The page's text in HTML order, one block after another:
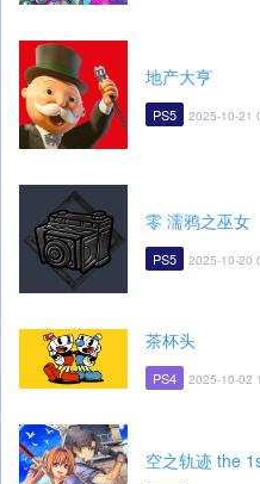
地产大亨
PS5 2025-10-21
零 濡鸦之巫女
PS5 2025-10-20
茶杯头
PS4 2025-10-02
空之轨迹 the